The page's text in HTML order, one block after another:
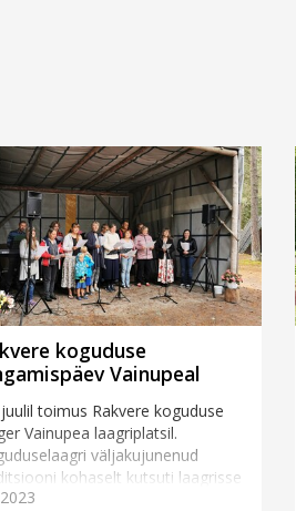
koguduse
Vainupeal
toimus Rakvere koguduse
Vainupea laagriplatsil.
väljakujunenud
kohaselt kutsuti laagrisse
külaliskõneleja, kelleks tä...